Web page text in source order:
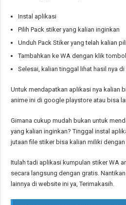
Instal aplikasi
Pilih Pack stiker yang kalian inginkan
Unduh Pack Stiker yang telah kalian
Tambahkan ke WA dengan klik
Selesai, kalian tinggal lihat hasil nya di
Untuk mendapatkan aplikasi nya kalian
anime ini di google playstore atau bisa
Gimana cukup mudah bukan untuk
yang kalian inginkan? Tinggal instal
jutaan file stiker bisa kalian miliki dengan
Itulah tadi aplikasi kumpulan stiker WA
secara langsung dengan gratis.
lainnya di website ini ya, Terimakasih.